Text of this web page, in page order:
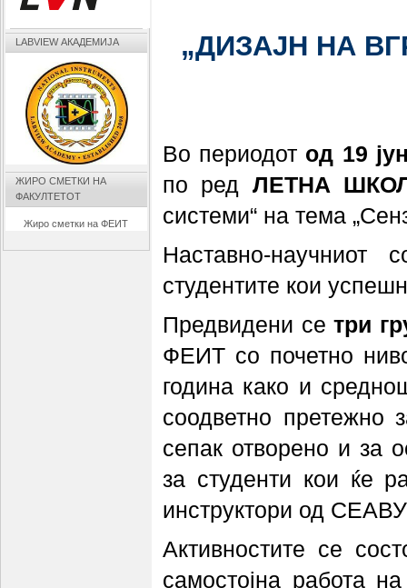
„ДИЗАЈН НА
Во периодот од 19
по ред ЛЕТНА
системи“ на тема
Наставно-
студентите кои
Предвидени сетри
ФЕИТ со почетно
година како и
соодветно претежно
сепак отворено и за
за студенти кои ќе
инструктори од
Активностите се
самостојна работа
LABVIEW АКАДЕМИЈА
ЖИРО СМЕТКИ НА
ФАКУЛТЕТОТ
Жиро сметки на ФЕИТ